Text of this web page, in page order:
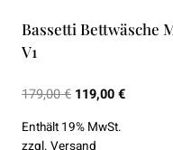
Bassetti Bettwäsche
V1
179,00€ Ursprünglicher
war:
119,00€Aktueller
Enthält 19% MwSt.
zzgl. Versand